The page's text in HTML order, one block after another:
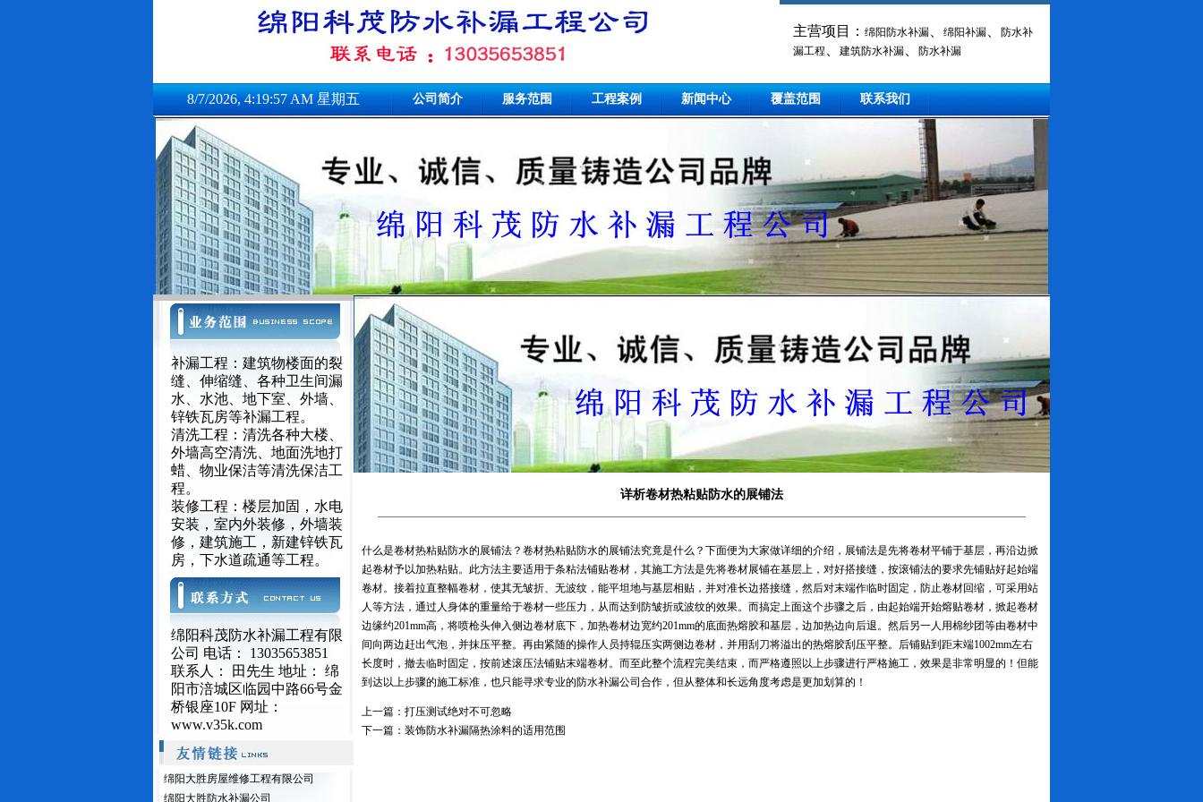
主营项目： 绵阳防水补漏 绵阳补漏
防水补
漏工程
建筑防水补漏 防水补漏
8/7/2026, 4:19:57 AM 星期五 公司简介 服务范围 工程案例 新闻中心 覆盖范围 联系我们
补漏工程：建筑物楼面的裂
缝、伸缩缝、各种卫生间漏
水、水池、地下室、外墙、
锌铁瓦房等补漏工程。
清洗工程：清洗各种大楼、
外墙高空清洗、地面洗地打
蜡、物业保洁等清洗保洁工
程。
装修工程：楼层加固，水电
安装，室内外装修，外墙装
修，建筑施工，新建锌铁瓦
房，下水道疏通等工程。
绵阳科茂防水补漏工程有限
公司 电话： 13035653851
联系人： 田先生 地址： 绵
阳市涪城区临园中路66号金
桥银座10F 网址：
www.v35k.com
绵阳大胜房屋维修工程有限公司
绵阳大胜防水补漏公司
详析卷材热粘贴防水的展铺法
什么是卷材热粘贴防水的展铺法？卷材热粘贴防水的展铺法究竟是什么？下面便为大家做详细的介绍，展铺法是先将卷材平铺于基层，再沿边掀
起卷材予以加热粘贴。此方法主要适用于条粘法铺贴卷材，其施工方法是先将卷材展铺在基层上，对好搭接缝，按滚铺法的要求先铺贴好起始端
卷材。接着拉直整幅卷材，使其无皱折、无波纹，能平坦地与基层相贴，并对准长边搭接缝，然后对末端作临时固定，防止卷材回缩，可采用站
人等方法，通过人身体的重量给于卷材一些压力，从而达到防皱折或波纹的效果。而搞定上面这个步骤之后，由起始端开始熔贴卷材，掀起卷材
边缘约201mm高，将喷枪头伸入侧边卷材底下，加热卷材边宽约201mm的底面热熔胶和基层，边加热边向后退。然后另一人用棉纱团等由卷材中
间向两边赶出气泡，并抹压平整。再由紧随的操作人员持辊压实两侧边卷材，并用刮刀将溢出的热熔胶刮压平整。后铺贴到距末端1002mm左右
长度时，撤去临时固定，按前述滚压法铺贴末端卷材。而至此整个流程完美结束，而严格遵照以上步骤进行严格施工，效果是非常明显的！但能
到达以上步骤的施工标准，也只能寻求专业的防水补漏公司 合作，但从整体和长远角度考虑是更加划算的！
上一篇： 打压测试绝对不可忽略
下一篇： 装饰防水补漏隔热涂料的适用范围